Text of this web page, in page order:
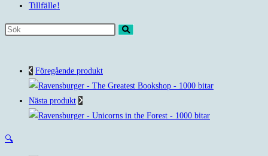
Tillfälle!
Sök
webbplatsFöregående produkt
Nästa produkt
🔍